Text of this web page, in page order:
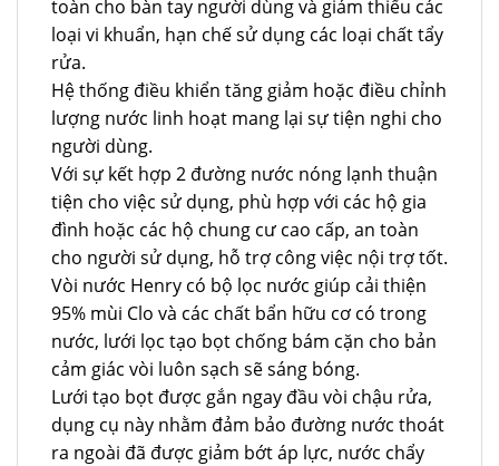
toàn cho bàn tay người dùng và giảm thiểu các
loại vi khuẩn, hạn chế sử dụng các loại chất tẩy
rửa.
Hệ thống điều khiển tăng giảm hoặc điều chỉnh
lượng nước linh hoạt mang lại sự tiện nghi cho
người dùng.
Với sự kết hợp 2 đường nước nóng lạnh thuận
tiện cho việc sử dụng, phù hợp với các hộ gia
đình hoặc các hộ chung cư cao cấp, an toàn
cho người sử dụng, hỗ trợ công việc nội trợ tốt.
Vòi nước Henry có bộ lọc nước giúp cải thiện
95% mùi Clo và các chất bẩn hữu cơ có trong
nước, lưới lọc tạo bọt chống bám cặn cho bản
cảm giác vòi luôn sạch sẽ sáng bóng.
Lưới tạo bọt được gắn ngay đầu vòi chậu rửa,
dụng cụ này nhằm đảm bảo đường nước thoát
ra ngoài đã được giảm bớt áp lực, nước chẩy